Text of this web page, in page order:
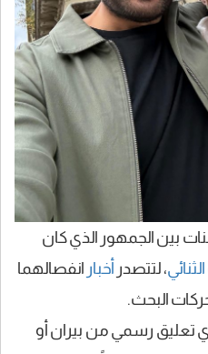
بين الجمهور الذي كان
الثنائي، لتتصدر أخبار انفصالهما
البحث.
تعليق رسمي من بيران أو